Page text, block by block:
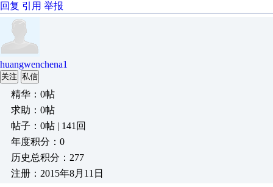
回复 引用 举报
huangwenchena1
关注 私信
精华：0帖
求助：0帖
帖子：0帖 | 141回
年度积分：0
历史总积分：277
注册：2015年8月11日